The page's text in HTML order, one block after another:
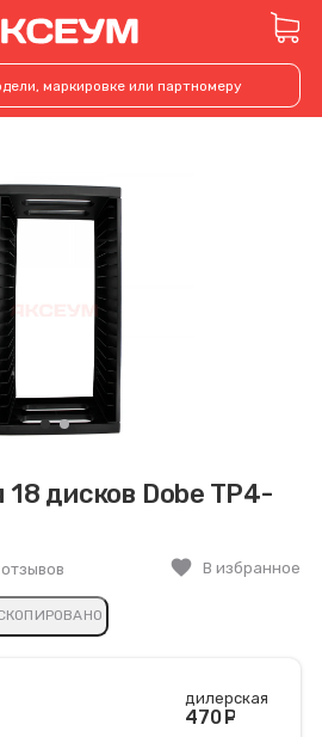
дисков Dobe TP4-
favorite В избранное
дилерская
470